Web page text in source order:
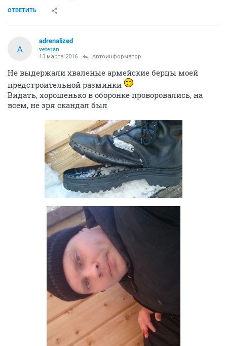
ОТВЕТИТЬ
A
adrenalized
veteran
13 марта 2016 Автоинформатор
Не выдержали хваленые армейские берцы моей
предстроительной разминки
Видать, хорошенько в оборонке проворовались, на
всем, не зря скандал был